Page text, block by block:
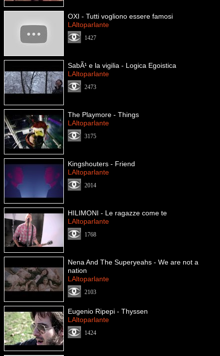
OXI - Tutti vogliono essere famosi
LAltoparlante
1427
SabÃ¹ e la vigilia - Logica Egoistica
LAltoparlante
2473
The Playmore - Things
LAltoparlante
3175
Kingshouters - Friend
LAltoparlante
2014
HILIMONI - Le ragazze come te
LAltoparlante
1768
Nena And The Superyeahs - We are not a
nation
LAltoparlante
2103
Eugenio Ripepi - Thyssen
LAltoparlante
1424